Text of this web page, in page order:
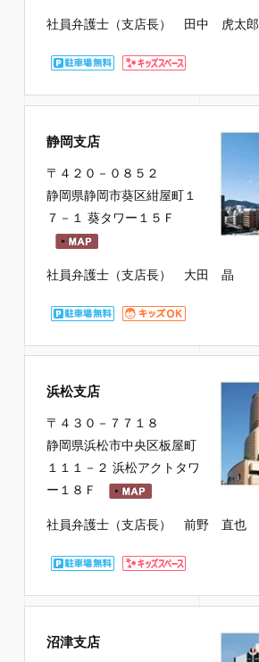
社員弁護士（支店長） 田中 虎太郎
静岡支店
〒４２０－０８５２
静岡県静岡市葵区紺屋町１
７－１ 葵タワー１５Ｆ
社員弁護士（支店長） 大田 晶
浜松支店
〒４３０－７７１８
静岡県浜松市中央区板屋町
１１１－２ 浜松アクトタワ
ー１８Ｆ
社員弁護士（支店長） 前野 直也
沼津支店